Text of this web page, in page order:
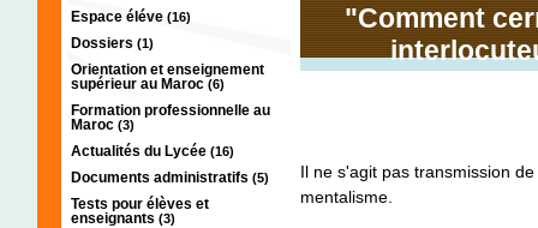
Espace éléve (16)
Dossiers (1)
Orientation et enseignement
supérieur au Maroc (6)
Formation professionnelle au
Maroc (3)
Actualités du Lycée (16)
Documents administratifs (5)
Tests pour élèves et
enseignants (3)
"Comment
Il ne s'agit pas transmission
mentalisme.